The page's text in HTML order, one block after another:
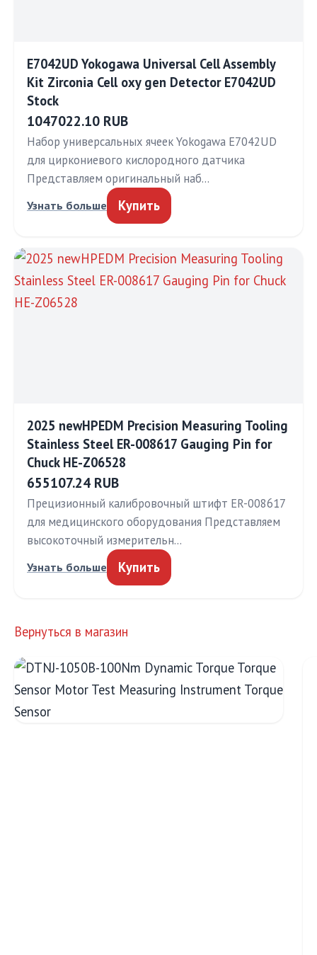
E7042UD Yokogawa Universal Cell Assembly
Kit Zirconia Cell oxy gen Detector E7042UD
Stock
1047022.10 RUB
Набор универсальных ячеек Yokogawa E7042UD
для циркониевого кислородного датчика
Представляем оригинальный наб…
Узнать больше Купить
2025 newHPEDM Precision Measuring Tooling
Stainless Steel ER-008617 Gauging Pin for
Chuck HE-Z06528
655107.24 RUB
Прецизионный калибровочный штифт ER-008617
для медицинского оборудования Представляем
высокоточный измерительн…
Узнать больше Купить
Вернуться в магазин